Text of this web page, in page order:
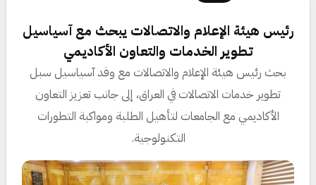
رئيس هيئة الإعلام والاتصالات يبحث مع آسياسيل
تطوير الخدمات والتعاون الأكاديمي
بحث رئيس هيئة الإعلام والاتصالات مع وفد آسياسيل سبل
تطوير خدمات الاتصالات في العراق، إلى جانب تعزيز التعاون
الأكاديمي مع الجامعات لتأهيل الطلبة ومواكبة التطورات
التكنولوجية.